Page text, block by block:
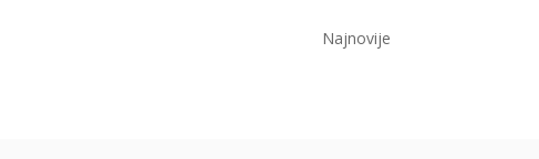
Najnovije